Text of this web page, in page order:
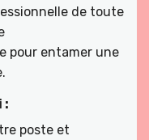
de toute
pour entamer une
:
poste et